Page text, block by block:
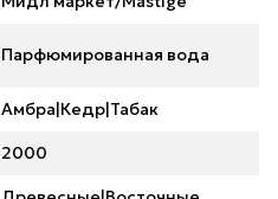
Парфюмированная вода
Амбра|Кедр|Табак
2000